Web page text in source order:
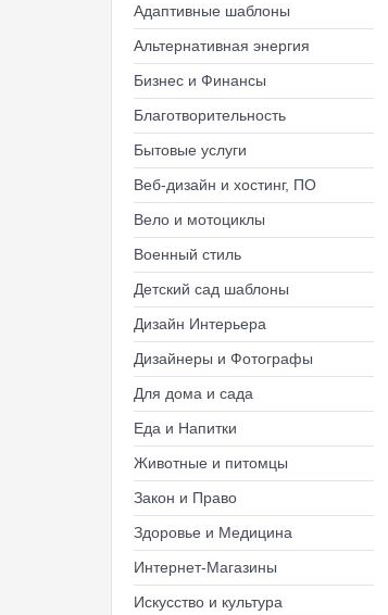
Адаптивные шаблоны
Альтернативная энергия
Бизнес и Финансы
Благотворительность
Бытовые услуги
Веб-дизайн и хостинг, ПО
Вело и мотоциклы
Военный стиль
Детский сад шаблоны
Дизайн Интерьера
Дизайнеры и Фотографы
Для дома и сада
Еда и Напитки
Животные и питомцы
Закон и Право
Здоровье и Медицина
Интернет-Магазины
Искусство и культура